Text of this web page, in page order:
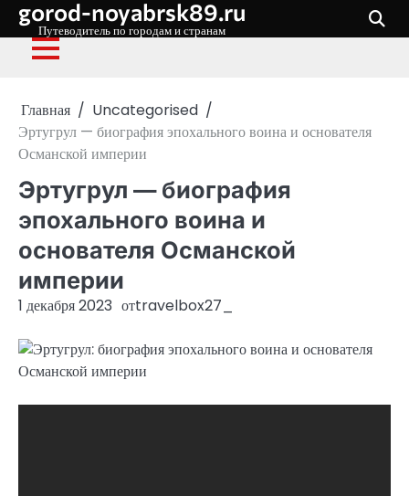
Перейти
содержимому
gorod-noyabrsk89.ru
Путеводитель по городам и странам
Главная
Uncategorised
Эртугрул — биография эпохального воина и основателя
Османской империи
Эртугрул — биография
эпохального воина и
основателя Османской
империи
1 декабря 2023 отtravelbox27_